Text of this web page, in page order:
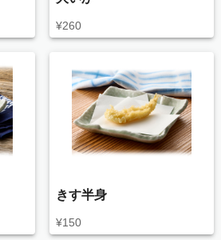
¥260
きす半身
¥150